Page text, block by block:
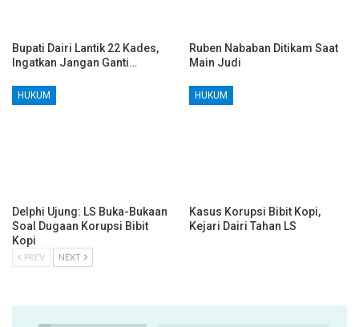
Bupati Dairi Lantik 22 Kades,
Ingatkan Jangan Ganti…
Ruben Nababan Ditikam Saat
Main Judi
HUKUM
Delphi Ujung: LS Buka-Bukaan
Soal Dugaan Korupsi Bibit
Kopi
HUKUM
Kasus Korupsi Bibit Kopi,
Kejari Dairi Tahan LS
PREV NEXT